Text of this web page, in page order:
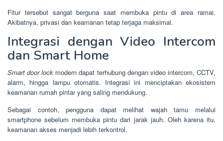
Fitur tersebut sangat berguna saat membuka pintu di area ramai.
Akibatnya, privasi dan keamanan tetap terjaga maksimal.
Integrasi dengan Video Intercom
dan Smart Home
Smart door lock modern dapat terhubung dengan video intercom, CCTV,
alarm, hingga lampu otomatis. Integrasi ini menciptakan ekosistem
keamanan rumah pintar yang saling mendukung.
Sebagai contoh, pengguna dapat melihat wajah tamu melalui
smartphone sebelum membuka pintu dari jarak jauh. Oleh karena itu,
keamanan akses menjadi lebih terkontrol.